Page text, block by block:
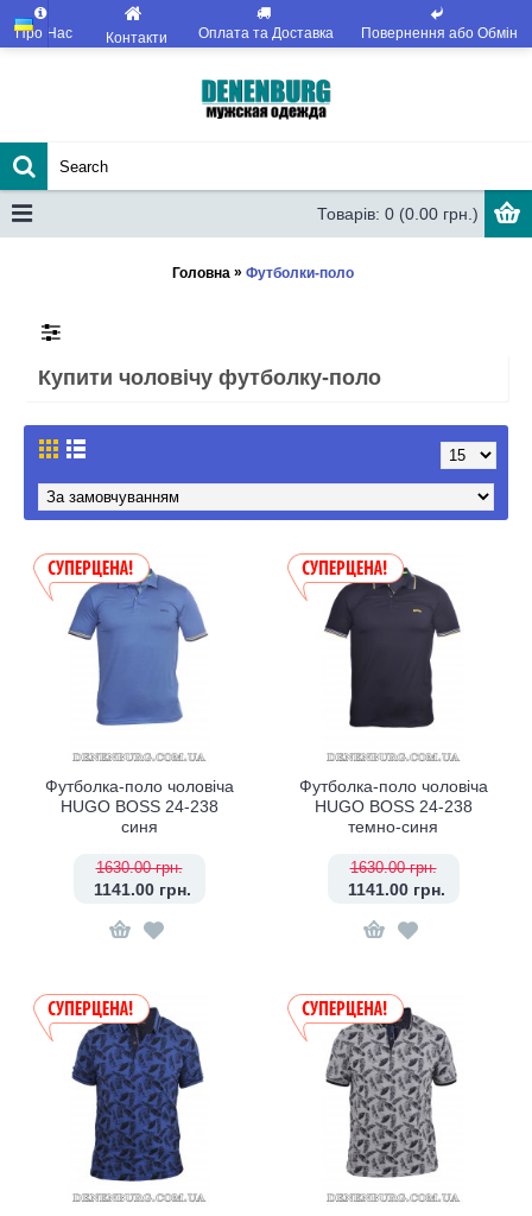
Про Нас Контакти Оплата та Доставка Повернення або Обмін
Товарів: 0 (0.00 грн.)
Головна » Футболки-поло
Купити чоловічу футболку-поло
Футболка-поло чоловіча
HUGO BOSS 24-238
синя
1630.00 грн.
1141.00 грн.
Футболка-поло чоловіча
HUGO BOSS 24-238
темно-синя
1630.00 грн.
1141.00 грн.